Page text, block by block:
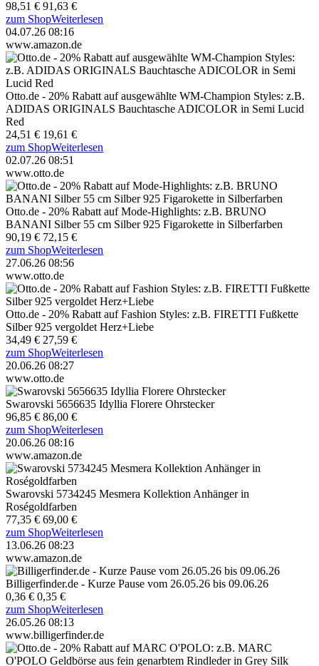
98,51 € 91,63 €
zum ShopWeiterlesen
04.07.26 08:16
www.amazon.de
Otto.de - 20% Rabatt auf ausgewählte WM-Champion Styles: z.B.
ADIDAS ORIGINALS Bauchtasche ADICOLOR in Semi Lucid
Red
24,51 € 19,61 €
zum ShopWeiterlesen
02.07.26 08:51
www.otto.de
Otto.de - 20% Rabatt auf Mode-Highlights: z.B. BRUNO
BANANI Silber 55 cm Silber 925 Figarokette in Silberfarben
90,19 € 72,15 €
zum ShopWeiterlesen
27.06.26 08:56
www.otto.de
Otto.de - 20% Rabatt auf Fashion Styles: z.B. FIRETTI Fußkette
Silber 925 vergoldet Herz+Liebe
34,49 € 27,59 €
zum ShopWeiterlesen
20.06.26 08:27
www.otto.de
Swarovski 5656635 Idyllia Florere Ohrstecker
96,85 € 86,00 €
zum ShopWeiterlesen
20.06.26 08:16
www.amazon.de
Swarovski 5734245 Mesmera Kollektion Anhänger in
Roségoldfarben
77,35 € 69,00 €
zum ShopWeiterlesen
13.06.26 08:23
www.amazon.de
Billigerfinder.de - Kurze Pause vom 26.05.26 bis 09.06.26
0,36 € 0,35 €
zum ShopWeiterlesen
26.05.26 08:13
www.billigerfinder.de